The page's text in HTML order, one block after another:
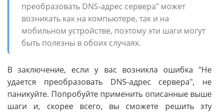
преобразовать DNS-адрес сервера" может
возникать как на компьютере, так и на
мобильном устройстве, поэтому эти шаги могут
быть полезны в обоих случаях.
В заключение, если у вас возникла ошибка "Не
удается преобразовать DNS-адрес сервера", не
паникуйте. Попробуйте применить описанные выше
шаги и, скорее всего, вы сможете решить эту